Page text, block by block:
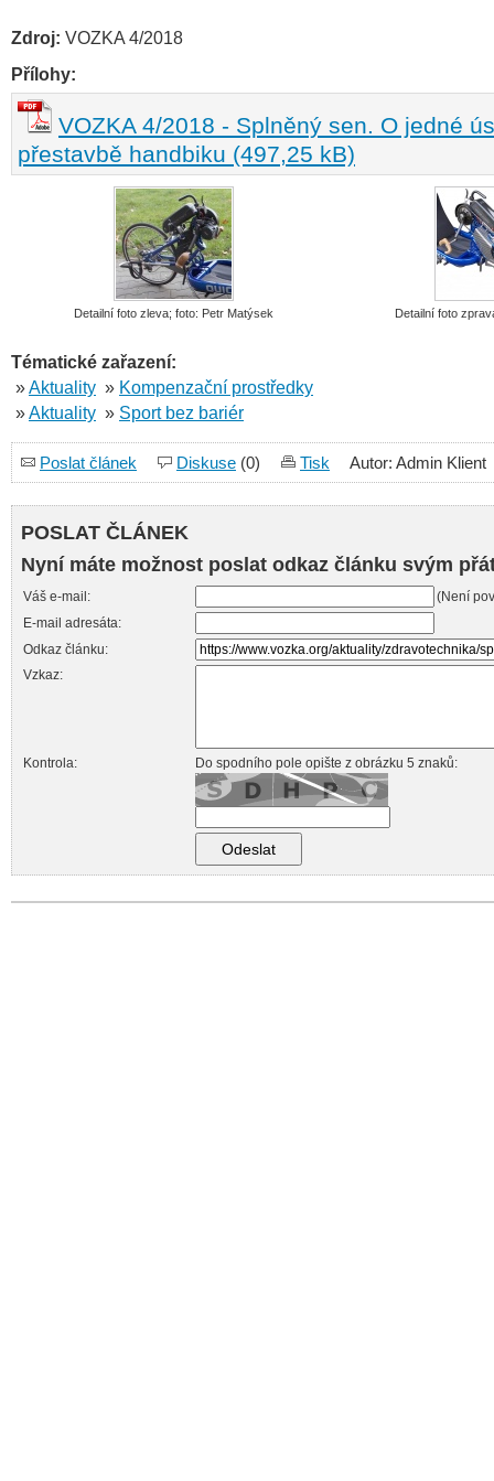
Zdroj: VOZKA 4/2018
Přílohy:
VOZKA 4/2018 - Splněný sen. O jedné
přestavbě handbiku (497,25 kB)
Detailní foto zleva; foto: Petr Matýsek Detailní foto
Tématické zařazení:
»Aktuality » Kompenzační prostředky
»Aktuality » Sport bez bariér
Poslat článek Diskuse (0) Tisk Autor: Admin Klient
POSLAT ČLÁNEK
Nyní máte možnost poslat odkaz článku svým
Váš e-mail:
(Není
E-mail adresáta:
Odkaz článku:
Vzkaz:
Kontrola: Do spodního pole opište z obrázku 5 znaků: